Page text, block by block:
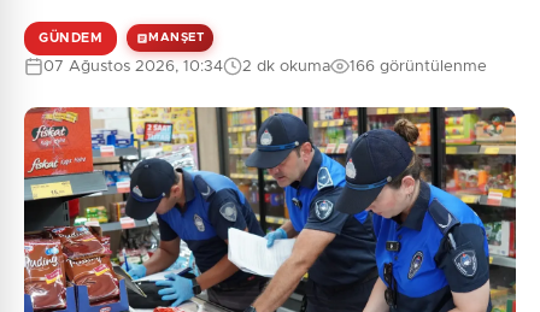
GÜNDEM MANŞET
07 Ağustos 2026, 10:34 2 dk okuma 166 görüntülenme